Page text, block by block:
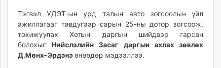
urlag.mn
asu.mn
shudarga.mn
Тэгвэл УДЭТ-ын урд талын авто зогсоолын үйл
ажиллагааг тавдугаар сарын 25-ны дотор зогсоож,
тохижуулах Хотын даргын шийдвэр гарсан
болохыг Нийслэлийн Засаг даргын ахлах зөвлөх
Д.Мөнх-Эрдэнэөнөөдөр мэдээллээ.